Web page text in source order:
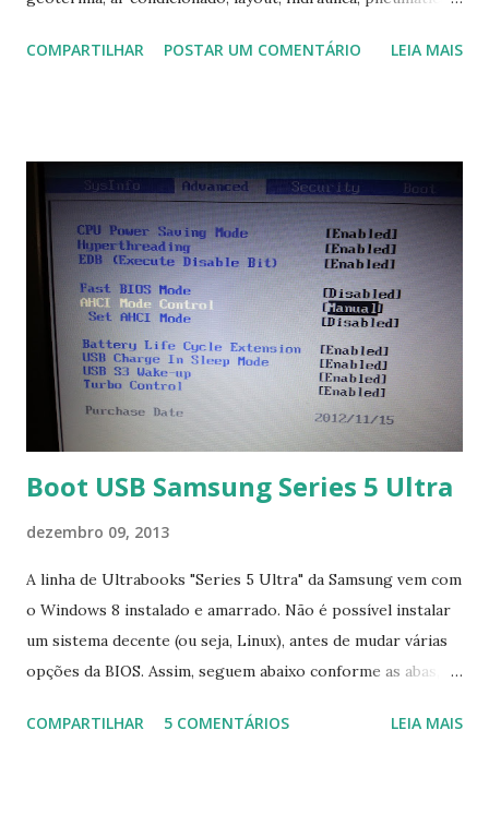
Na última versão 0.100, a coleção contém mais de 8.000
COMPARTILHAR POSTAR UM COMENTÁRIO LEIA MAIS
Boot USB Samsung Series 5 Ultra
dezembro 09, 2013
A linha de Ultrabooks "Series 5 Ultra" da Samsung vem com
o Windows 8 instalado e amarrado. Não é possível instalar
um sistema decente (ou seja, Linux), antes de mudar várias
opções da BIOS. Assim, seguem abaixo conforme as abas, a
Na inicialização aperte F2 para acessar a BIOS e então faça
COMPARTILHAR 5 COMENTÁRIOS LEIA MAIS